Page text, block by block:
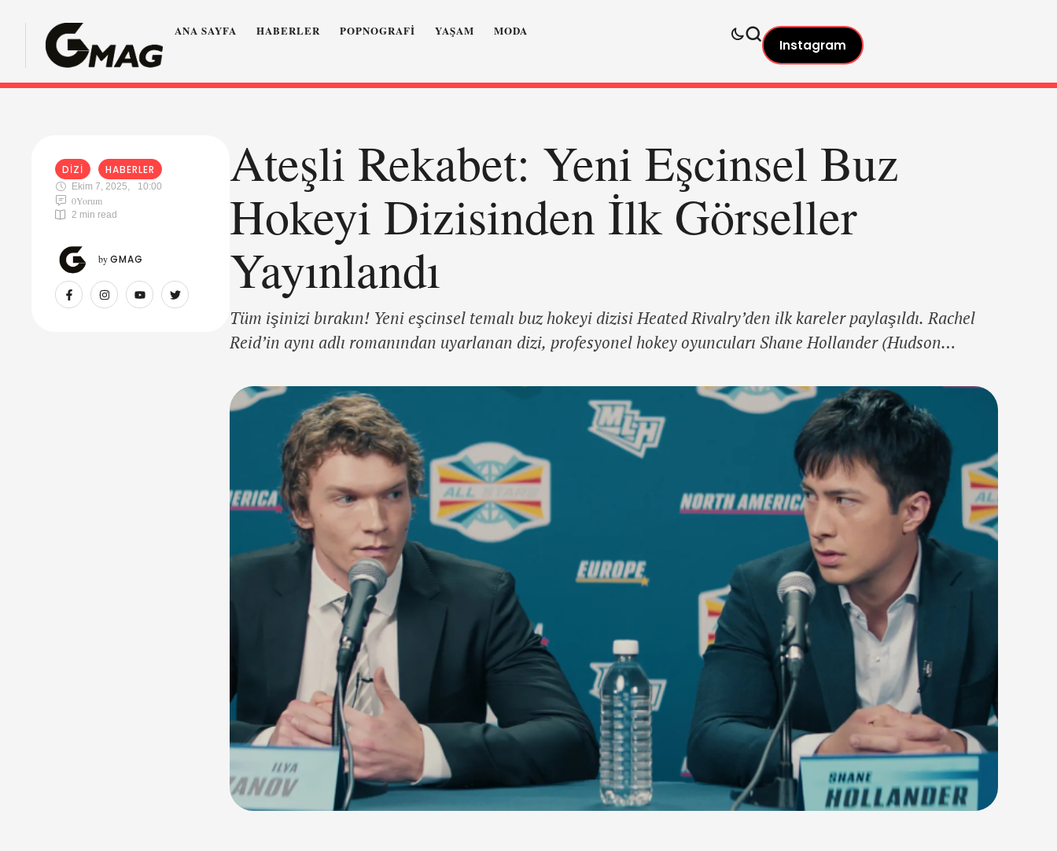
ANA SAYFA HABERLER POPNOGRAFI YAŞAM MODA
Instagram
DIZI HABERLER
Ekim 7, 2025, 10:00
0Yorum
2 min read
by GMAG
Ateşli Rekabet: Yeni Eşcinsel Buz
Hokeyi Dizisinden İlk Görseller
Yayınlandı
Tüm işinizi bırakın! Yeni eşcinsel temalı buz hokeyi dizisi Heated Rivalry’den ilk kareler paylaşıldı. Rachel
Reid’in aynı adlı romanından uyarlanan dizi, profesyonel hokey oyuncuları Shane Hollander (Hudson
iki sporcu, kariyerlerini buz üzerindeki yoğun rekabet üzerine kurmuştur. Ancak perde arkasında, gizli
buluşmalar …